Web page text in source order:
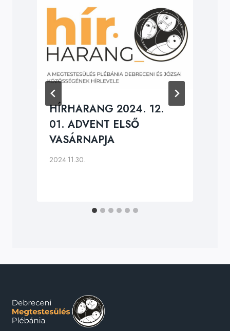
HÍRHARANG 2024. 12.
01. ADVENT ELSŐ
VASÁRNAPJA
2024.11.30.